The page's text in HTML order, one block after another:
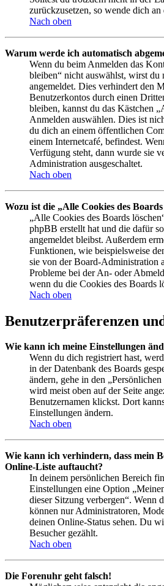
zurückzusetzen, so wende dich
Nach oben
Warum werde ich automatisch
Wenn du beim Anmelden das
bleiben“ nicht auswählst, wirst du
angemeldet. Dies verhindert den
Benutzerkontos durch einen
bleiben, kannst du das Kästchen
Anmelden auswählen. Dies ist
du dich an einem öffentlichen
einem Internetcafé, befindest.
Verfügung steht, dann wurde sie
Administration ausgeschaltet.
Nach oben
Wozu ist die „Alle Cookies des
„Alle Cookies des Boards
phpBB erstellt hat und die dafür
angemeldet bleibst. Außerdem
Funktionen, wie beispielsweise
sie von der Board-Administration
Probleme bei der An- oder
wenn du die Cookies des Boards
Nach oben
Benutzerpräferenzen
Wie kann ich meine Einstellungen
Wenn du dich registriert hast,
in der Datenbank des Boards
ändern, gehe in den
wird meist oben auf der Seite
Benutzernamen klickst. Dort
Einstellungen ändern.
Nach oben
Wie kann ich verhindern, dass mein
Online-Liste auftaucht?
In deinem persönlichen Bereich
Einstellungen eine Option
dieser Sitzung verbergen“. Wenn
können nur Administratoren,
deinen Online-Status sehen. Du
Besucher gezählt.
Nach oben
Die Forenuhr geht falsch!